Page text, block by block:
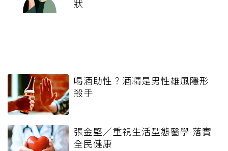
狀
喝酒助性？酒精是男性雄風隱形
殺手
張金堅／重視生活型態醫學 落實
全民健康